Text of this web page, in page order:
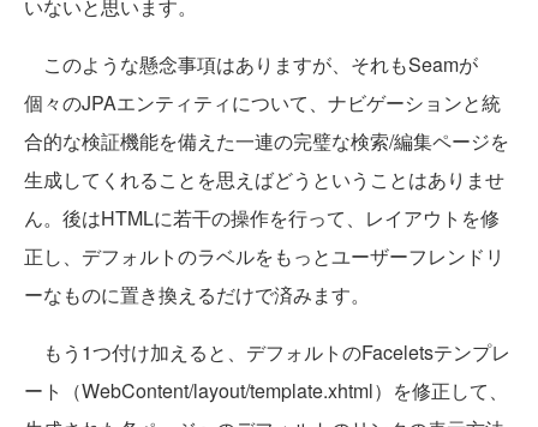
いないと思います。
このような懸念事項はありますが、それもSeamが
個々のJPAエンティティについて、ナビゲーションと統
合的な検証機能を備えた一連の完璧な検索/編集ページを
生成してくれることを思えばどうということはありませ
ん。後はHTMLに若干の操作を行って、レイアウトを修
正し、デフォルトのラベルをもっとユーザーフレンドリ
ーなものに置き換えるだけで済みます。
もう1つ付け加えると、デフォルトのFaceletsテンプレ
ート（WebContent/layout/template.xhtml）を修正して、